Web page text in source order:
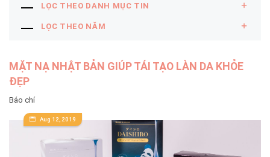
LỌC THEO DANH MỤC TIN
LỌC THEO NĂM
MẶT NẠ NHẬT BẢN GIÚP TÁI TẠO LÀN DA KHỎE
ĐẸP
Báo chí
Aug 12, 2019